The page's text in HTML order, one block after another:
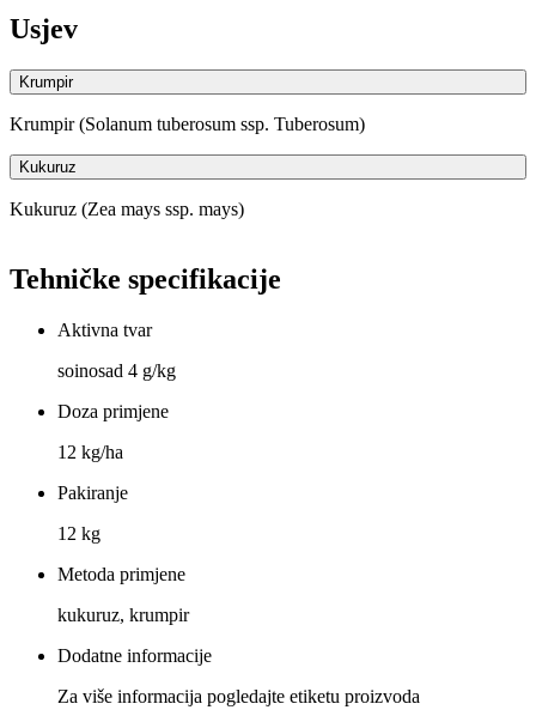
Usjev
Krumpir
Krumpir (Solanum tuberosum ssp. Tuberosum)
Kukuruz
Kukuruz (Zea mays ssp. mays)
Tehničke specifikacije
Aktivna tvar
soinosad 4 g/kg
Doza primjene
12 kg/ha
Pakiranje
12 kg
Metoda primjene
kukuruz, krumpir
Dodatne informacije
Za više informacija pogledajte etiketu proizvoda